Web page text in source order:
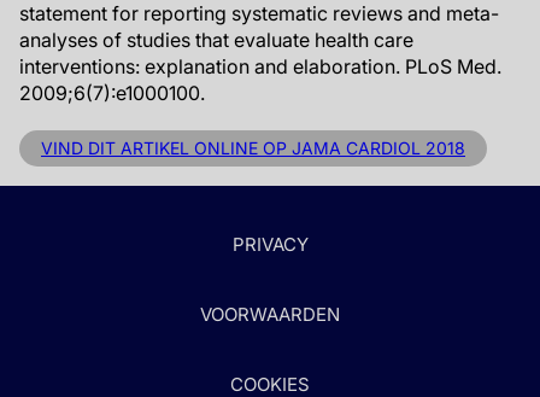
statement for reporting systematic reviews and meta-
analyses of studies that evaluate health care
interventions: explanation and elaboration. PLoS Med.
2009;6(7):e1000100.
VIND DIT ARTIKEL ONLINE OP JAMA CARDIOL 2018
PRIVACY
VOORWAARDEN
COOKIES